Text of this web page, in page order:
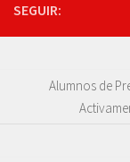
SEGUIR:
Alumnos de